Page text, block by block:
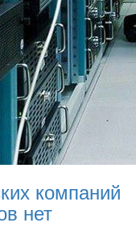
компаний
нет